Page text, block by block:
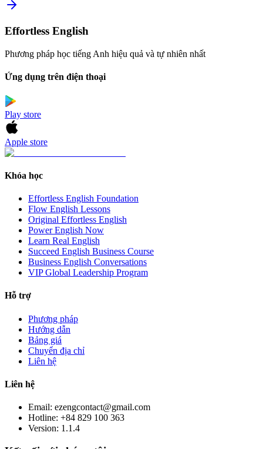
Effortless English
Phương pháp học tiếng Anh hiệu quả và tự nhiên nhất
Ứng dụng trên điện thoại
Play store
Apple store
Khóa học
Effortless English Foundation
Flow English Lessons
Original Effortless English
Power English Now
Learn Real English
Succeed English Business Course
Business English Conversations
VIP Global Leadership Program
Hỗ trợ
Phương pháp
Hướng dẫn
Bảng giá
Chuyển địa chỉ
Liên hệ
Liên hệ
Email: ezengcontact@gmail.com
Hotline: +84 829 100 363
Version: 1.1.4